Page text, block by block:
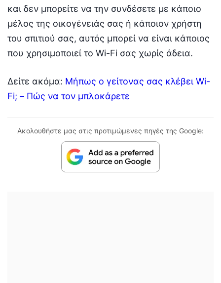
και δεν μπορείτε να την συνδέσετε με κάποιο
μέλος της οικογένειάς σας ή κάποιον χρήστη
του σπιτιού σας, αυτός μπορεί να είναι κάποιος
που χρησιμοποιεί το Wi-Fi σας χωρίς άδεια.
Δείτε ακόμα: Μήπως ο γείτονας σας κλέβει Wi-
Fi; – Πώς να τον μπλοκάρετε
Ακολουθήστε μας στις προτιμώμενες πηγές της Google: